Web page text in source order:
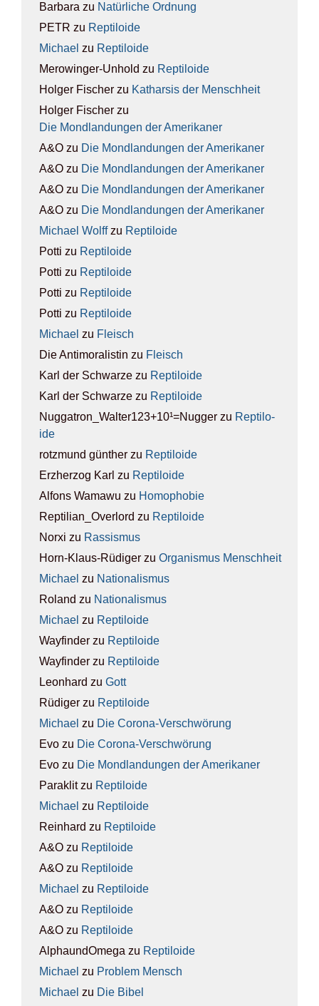
Barbara zu Natür­li­che Ord­nung
PETR zu Rep­ti­lo­ide
Michael zu Rep­ti­lo­ide
Merowinger-Unhold zu Rep­ti­lo­ide
Holger Fischer zu Kathar­sis der Mensch­heit
Holger Fischer zu
Die Mond­lan­dun­gen der Ame­ri­ka­ner
A&O zu Die Mond­lan­dun­gen der Ame­ri­ka­ner
A&O zu Die Mond­lan­dun­gen der Ame­ri­ka­ner
A&O zu Die Mond­lan­dun­gen der Ame­ri­ka­ner
A&O zu Die Mond­lan­dun­gen der Ame­ri­ka­ner
Michael Wolffzu Rep­ti­lo­ide
Potti zu Rep­ti­lo­ide
Potti zu Rep­ti­lo­ide
Potti zu Rep­ti­lo­ide
Potti zu Rep­ti­lo­ide
Michael zu Fleisch
Die Antimoralistin zu Fleisch
Karl der Schwarze zu Rep­ti­lo­ide
Karl der Schwarze zu Rep­ti­lo­ide
Nuggatron_Walter123+10¹=Nugger zu Rep­ti­lo­
ide
rotzmund günther zu Rep­ti­lo­ide
Erzherzog Karl zu Rep­ti­lo­ide
Alfons Wamawu zu Homo­pho­bie
Reptilian_Overlord zu Rep­ti­lo­ide
Norxi zu Ras­sis­mus
Horn-Klaus-Rüdiger zu Orga­nis­mus Mensch­heit
Michael zu Natio­na­lis­mus
Roland zu Natio­na­lis­mus
Michael zu Rep­ti­lo­ide
Wayfinder zu Rep­ti­lo­ide
Wayfinder zu Rep­ti­lo­ide
Leonhard zu Gott
Rüdiger zu Rep­ti­lo­ide
Michael zu Die Coro­na-Ver­schwö­rung
Evo zu Die Coro­na-Ver­schwö­rung
Evo zu Die Mond­lan­dun­gen der Ame­ri­ka­ner
Paraklitzu Rep­ti­lo­ide
Michael zu Rep­ti­lo­ide
Reinhard zu Rep­ti­lo­ide
A&O zu Rep­ti­lo­ide
A&O zu Rep­ti­lo­ide
Michael zu Rep­ti­lo­ide
A&O zu Rep­ti­lo­ide
A&O zu Rep­ti­lo­ide
AlphaundOmega zu Rep­ti­lo­ide
Michael zu Pro­blem Mensch
Michael zu Die Bibel